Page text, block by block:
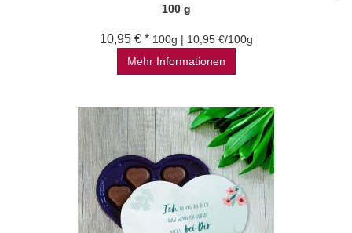
100 g
10,95 € * 100g | 10,95 €/100g
Mehr Informationen